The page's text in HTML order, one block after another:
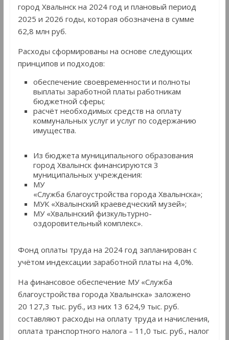
город Хвалынск на 2024 год и плановый период
2025 и 2026 годы, которая обозначена в сумме
62,8 млн руб.
Расходы сформированы на основе следующих
принципов и подходов:
обеспечение своевременности и полноты
выплаты заработной платы работникам
бюджетной сферы;
расчёт необходимых средств на оплату
коммунальных услуг и услуг по содержанию
имущества.
Из бюджета муниципального образования
город Хвалынск финансируются 3
муниципальных учреждения:
МУ
«Служба благоустройства города Хвалынска»;
МУК «Хвалынский краеведческий музей»;
МУ «Хвалынский физкультурно-
оздоровительный комплекс».
Фонд оплаты труда на 2024 год запланирован с
учётом индексации заработной платы на 4,0%.
На финансовое обеспечение МУ «Служба
благоустройства города Хвалынска» заложено
20 127,3 тыс. руб., из них 13 624,9 тыс. руб.
составляют расходы на оплату труда и начисления,
оплата транспортного налога – 11,0 тыс. руб., налог